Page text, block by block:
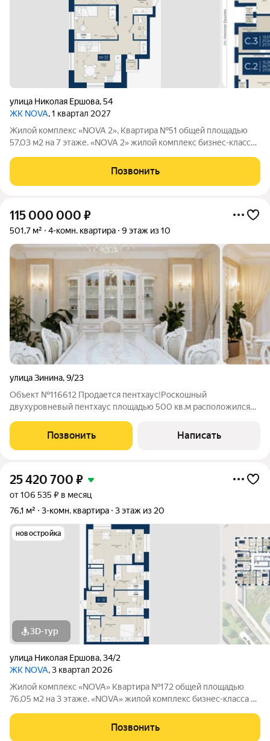
улица Николая Ершова,54
ЖК NOVA, 1 квартал 2027
Жилой комплекс «NOVA 2», Квартира №51 общей площадью
57,03 м2 на 7 этаже. «NOVA 2» жилой комплекс бизнес-клаcсa
бизнес-класса собраны в одном месте. На территории ЖК
расположены торговые галереи,
Позвонить
115 000 000 ₽
501,7 м² 4-комн. квартира 9 этаж из 10
улица Зинина,9/23
Объект №116612 Продается пентхаус!Роскошный
двухуровневый пентхаус площадью 500 кв.м расположился
предлагает захватывающий вид на огни города и реку.
Пространство: Пентхаус с отличной свободной
Позвонить Написать
25 420 700 ₽
от 106 535 ₽ в месяц
76,1 м²
3-комн. квартира 3 этаж из 20
новостройка
3D-тур
улица Николая Ершова,34/2
ЖК NOVA, 3 квартал 2026
Жилой комплекс «NOVA» Квартира №172 общей площадью
76,05 м2 на 3 этаже. «NOVA» жилой комплекс бизнес-клаcсa oт
класса собраны в одном месте. На территории ЖК
расположены торговые галереи,
Позвонить